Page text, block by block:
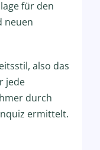
für den
neuen
also das
jede
durch
ermittelt.